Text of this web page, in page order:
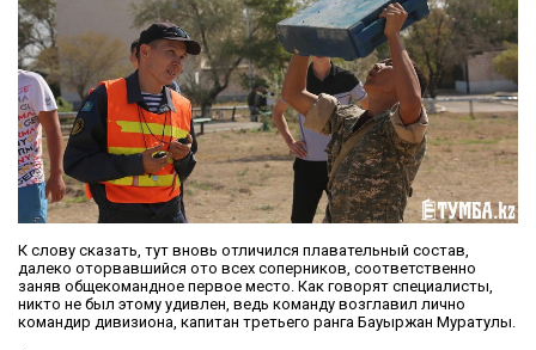
К слову сказать, тут вновь отличился плавательный состав,
далеко оторвавшийся ото всех соперников, соответственно
заняв общекомандное первое место. Как говорят специалисты,
никто не был этому удивлен, ведь команду возглавил лично
командир дивизиона, капитан третьего ранга Бауыржан Муратулы.